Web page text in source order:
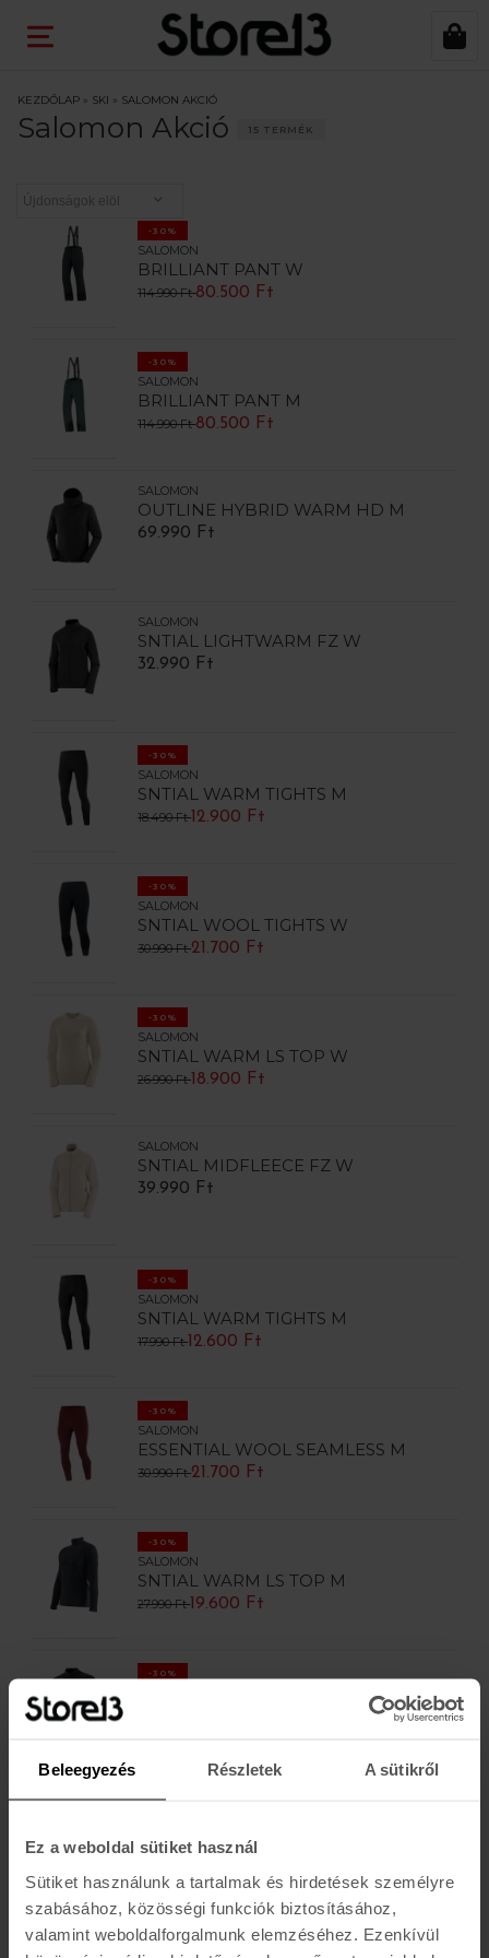
Beleegyezés Részletek A sütikről
Ez a weboldal sütiket használ
Sütiket használunk a tartalmak és hirdetések személyre
szabásához, közösségi funkciók biztosításához,
valamint weboldalforgalmunk elemzéséhez. Ezenkívül
KEZDŐLAP » SKI » SALOMON AKCIÓ
Salomon Akció 15 TERMÉK
-30%
SALOMON
BRILLIANT PANT W
114.990 Ft80.500 Ft
-30%
SALOMON
BRILLIANT PANT M
114.990 Ft80.500 Ft
SALOMON
OUTLINE HYBRID WARM HD M
69.990 Ft
SALOMON
SNTIAL LIGHTWARM FZ W
32.990 Ft
-30%
SALOMON
SNTIAL WARM TIGHTS M
18.490 Ft 12.900 Ft
-30%
SALOMON
SNTIAL WOOL TIGHTS W
30.990 Ft21.700 Ft
-30%
SALOMON
SNTIAL WARM LS TOP W
26.990 Ft 18.900 Ft
SALOMON
SNTIAL MIDFLEECE FZ W
39.990 Ft
-30%
SALOMON
SNTIAL WARM TIGHTS M
17.990 Ft 12.600 Ft
-30%
SALOMON
ESSENTIAL WOOL SEAMLESS M
30.990 Ft21.700 Ft
-30%
SALOMON
SNTIAL WARM LS TOP M
27.990 Ft 19.600 Ft
-30%
-30%
ESSENTIAL WOOL SEAMLESS M
-30%
SALOMON